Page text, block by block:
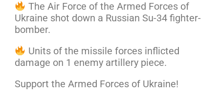
The Air Force of the Armed Forces of
Ukraine shot down a Russian Su-34 fighter-
bomber.
Units of the missile forces inflicted
damage on 1 enemy artillery piece.
Support the Armed Forces of Ukraine!